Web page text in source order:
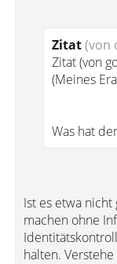
Zitat(von
Zitat (von
(Meines
Was hat
Ist es etwa nicht
machen ohne
halten.